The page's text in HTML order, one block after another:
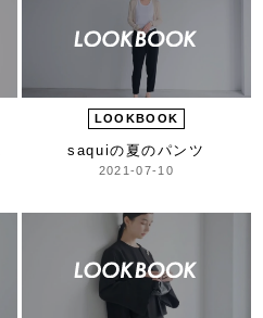
LOOKBOOK
saquiの夏のパンツ
2021-07-10